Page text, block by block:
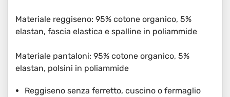
Materiale reggiseno: 95% cotone organico, 5%
elastan, fascia elastica e spalline in poliammide
Materiale pantaloni: 95% cotone organico, 5%
elastan, polsini in poliammide
Reggiseno senza ferretto, cuscino o fermaglio